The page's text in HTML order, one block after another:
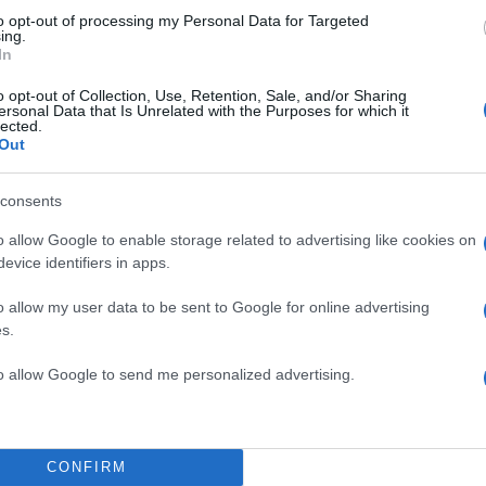
opt-out of processing my Personal Data for Targeted
opt-out of Collection, Use, Retention, Sale, and/or Sharing
Data that Is Unrelated with the Purposes for which it
allow Google to enable storage related to advertising like cookies on
identifiers in apps.
allow my user data to be sent to Google for online advertising
allow Google to send me personalized advertising.
CONFIRM
στην απώλεια
λίπος
στον ατμό είναι
διατηρούν το χρώμα, τη
να
καλύτερα
βιταμίνη C και τα
αδυνατίσματος, όσο
να επιλέγουμε
να ξεχνάτε και
που
την αυξημένη
κατανάλωση